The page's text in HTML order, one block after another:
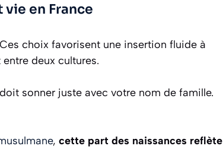
en France
choix favorisent une insertion fluide à
entre deux cultures.
sonner juste avec votre nom de famille.
, cette part des naissances reflète